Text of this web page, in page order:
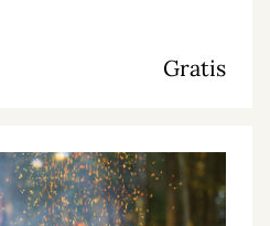
Gratis